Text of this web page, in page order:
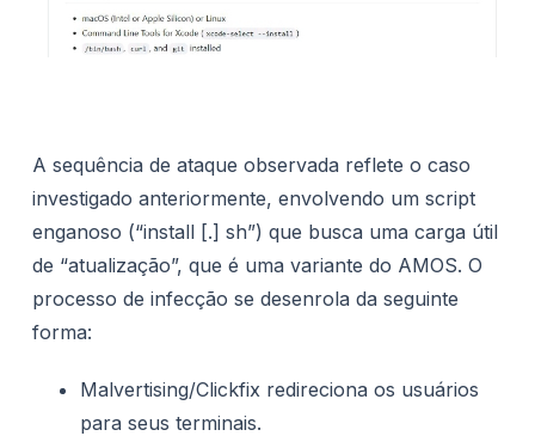
A sequência de ataque observada reflete o caso
investigado anteriormente, envolvendo um script
enganoso (“install [.] sh”) que busca uma carga útil
de “atualização”, que é uma variante do AMOS. O
processo de infecção se desenrola da seguinte
forma:
Malvertising/Clickfix redireciona os usuários
para seus terminais.